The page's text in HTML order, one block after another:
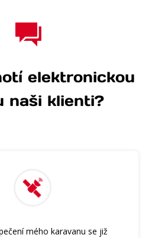
elektronickou
naši klienti?
mého karavanu se již